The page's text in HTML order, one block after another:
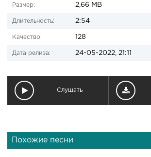
Размер: 2,66 MB
Длительность: 2:54
Качество: 128
Дата релиза: 24-05-2022, 21:11
Слушать
Похожие песни